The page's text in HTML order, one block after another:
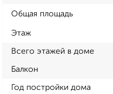
Общая площадь
Этаж
Всего этажей в доме
Балкон
Год постройки дома